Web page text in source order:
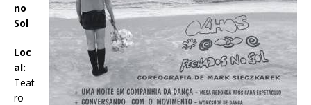
no
Sol
Loc
al:
Teat
ro